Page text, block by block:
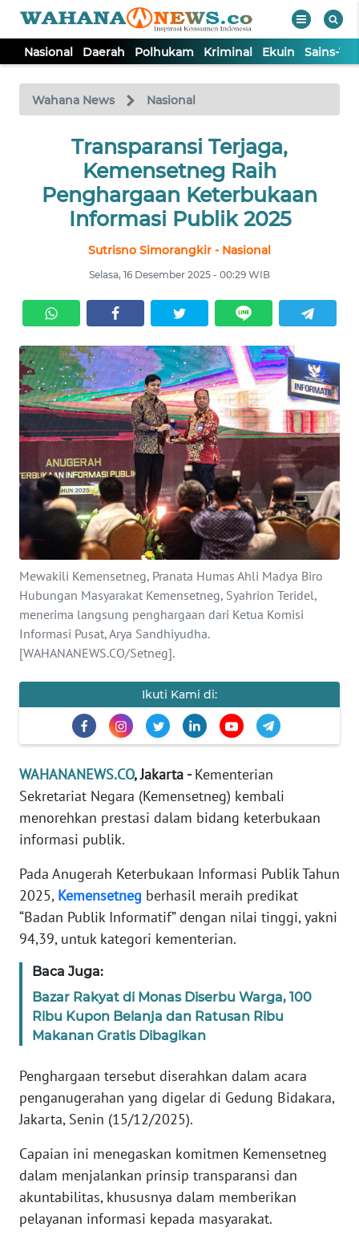
Nasional Daerah Polhukam Kriminal Ekuin Sains-
Wahana News Nasional
Transparansi Terjaga,
Kemensetneg Raih
Penghargaan Keterbukaan
Informasi Publik 2025
Sutrisno Simorangkir - Nasional
Selasa, 16 Desember 2025 - 00:29 WIB
Mewakili Kemensetneg, Pranata Humas Ahli Madya Biro
Hubungan Masyarakat Kemensetneg, Syahrion Teridel,
menerima langsung penghargaan dari Ketua Komisi
Informasi Pusat, Arya Sandhiyudha.
[WAHANANEWS.CO/Setneg].
Ikuti Kami di:
WAHANANEWS.CO, Jakarta -Kementerian
Sekretariat Negara (Kemensetneg) kembali
menorehkan prestasi dalam bidang keterbukaan
informasi publik.
Pada Anugerah Keterbukaan Informasi Publik Tahun
2025, Kemensetneg berhasil meraih predikat
“Badan Publik Informatif” dengan nilai tinggi, yakni
94,39, untuk kategori kementerian.
Baca Juga:
Bazar Rakyat di Monas Diserbu Warga, 100
Ribu Kupon Belanja dan Ratusan Ribu
Makanan Gratis Dibagikan
Penghargaan tersebut diserahkan dalam acara
penganugerahan yang digelar di Gedung Bidakara,
Jakarta, Senin (15/12/2025).
Capaian ini menegaskan komitmen Kemensetneg
dalam menjalankan prinsip transparansi dan
akuntabilitas, khususnya dalam memberikan
pelayanan informasi kepada masyarakat.
TV
Tutup
NASIONAL
DAERAH
EKUIN
SAINS-TEKNO
KESEHATAN
INTERNASIONAL
SERBA-SERBI
PENDIDIKAN
OLAHRAGA
OPINI
EDITORIAL
BERITA
KONTAK
KAMI
INFO
IKLAN
TENTANG
PEDOMAN
MEDIA
SIBER
REDAKSI
KARIR
DISCLAIMER
Wahana
News
Regional